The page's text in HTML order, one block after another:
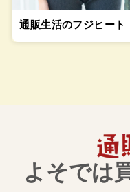
通販生活のフジヒート
よそでは